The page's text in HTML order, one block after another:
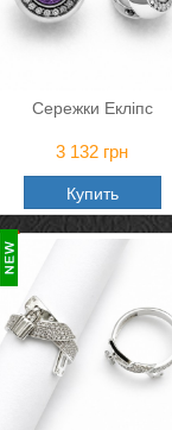
Сережки Екліпс
3 132 грн
Купить